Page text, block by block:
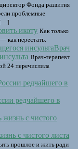
Фонда развития
проблемные
[…]
икоту Как только
как перестать.
Врач
Врач-терапевт
24 перечислила
редчайшего в
с чистого листа
прошлое и жить ради